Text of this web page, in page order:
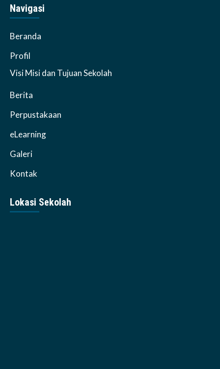
Navigasi
Beranda
Profil
Visi Misi dan Tujuan Sekolah
Berita
Perpustakaan
eLearning
Galeri
Kontak
Lokasi Sekolah